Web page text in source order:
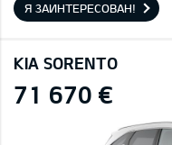
Я ЗАИНТЕРЕСОВАН!
KIA SORENTO
71 670 €